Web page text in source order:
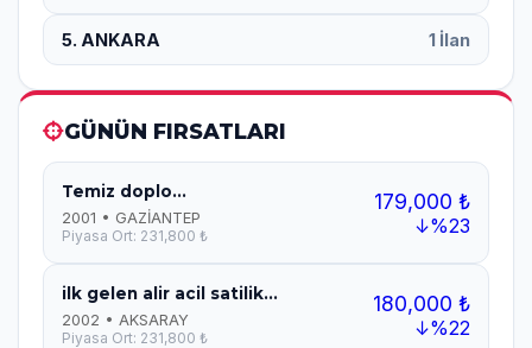
5. ANKARA 1 İlan
GÜNÜN FIRSATLARI
Temiz doplo...
2001 • GAZİANTEP
Piyasa Ort: 231,800 ₺
179,000 ₺
↓%23
ilk gelen alir acil satilik...
2002 • AKSARAY
Piyasa Ort: 231,800 ₺
180,000 ₺
↓%22